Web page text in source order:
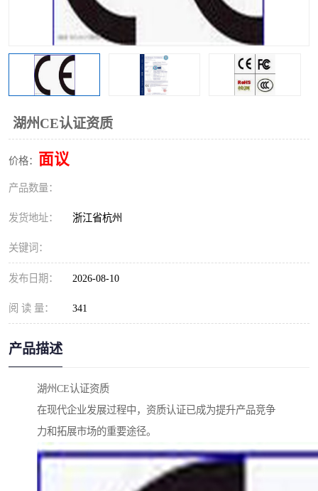
湖州CE认证资质
价格： 面议
产品数量：
发货地址： 浙江省杭州
关键词：
发布日期： 2026-08-10
阅 读 量： 341
产品描述
湖州CE认证资质
在现代企业发展过程中，资质认证已成为提升产品竞争
力和拓展市场的重要途径。